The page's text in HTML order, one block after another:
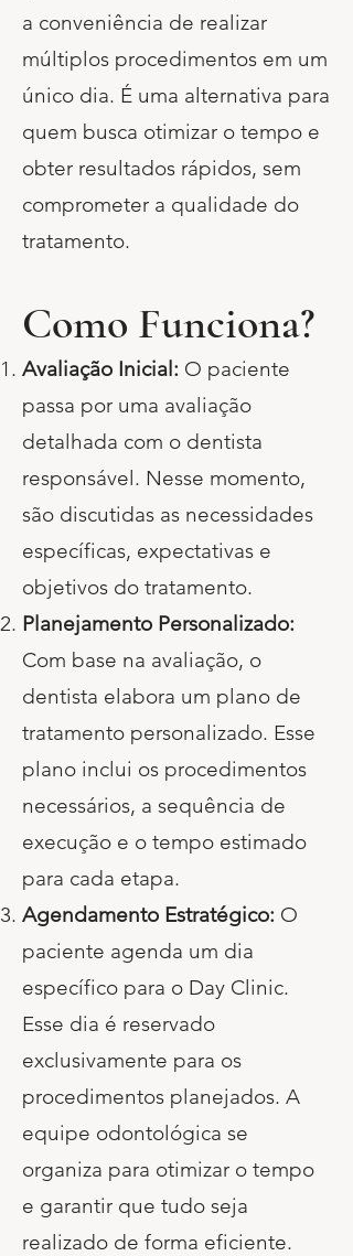
a conveniência de realizar
múltiplos procedimentos em um
único dia. É uma alternativa para
quem busca otimizar o tempo e
obter resultados rápidos, sem
comprometer a qualidade do
tratamento.
Como Funciona?
Avaliação Inicial: O paciente
passa por uma avaliação
detalhada com o dentista
responsável. Nesse momento,
são discutidas as necessidades
específicas, expectativas e
objetivos do tratamento.
Planejamento Personalizado:
Com base na avaliação, o
dentista elabora um plano de
tratamento personalizado. Esse
plano inclui os procedimentos
necessários, a sequência de
execução e o tempo estimado
para cada etapa.
Agendamento Estratégico: O
paciente agenda um dia
específico para o Day Clinic.
Esse dia é reservado
exclusivamente para os
procedimentos planejados. A
equipe odontológica se
organiza para otimizar o tempo
e garantir que tudo seja
realizado de forma eficiente.